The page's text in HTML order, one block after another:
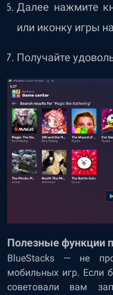
Далее нажмите
или иконку игры
Получайте
Полезные функции
BlueStacks — не
мобильных игр. Если
советовали вам